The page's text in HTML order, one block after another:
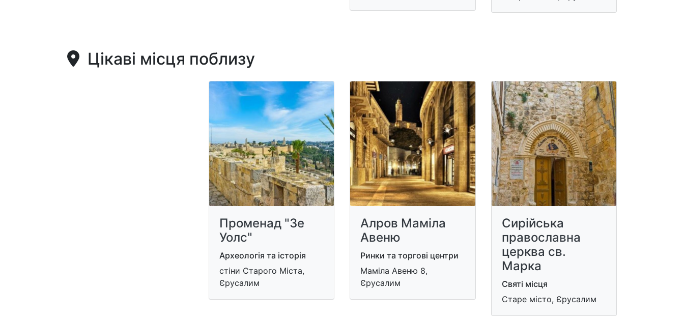
Цікаві місця поблизу
Променад "Зе
Уолс"
Археологія та історія
стіни Старого Міста,
Єрусалим
Алров Маміла
Авеню
Ринки та торгові центри
Маміла Авеню 8,
Єрусалим
Сирійська
православна
церква св.
Марка
Святі місця
Старе місто, Єрусалим